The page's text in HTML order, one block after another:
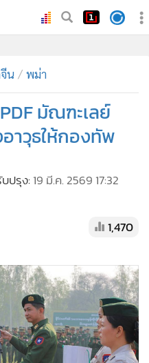
มัณฑะเลย์
าวุธให้กองทัพ
1,470